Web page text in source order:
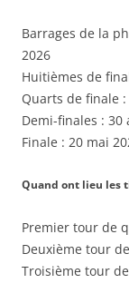
Barrages de la
2026
Huitièmes de
Quarts de finale
Demi-finales : 30
Finale : 20 mai
Quand ont lieu les
Premier tour de
Deuxième tour
Troisième tour